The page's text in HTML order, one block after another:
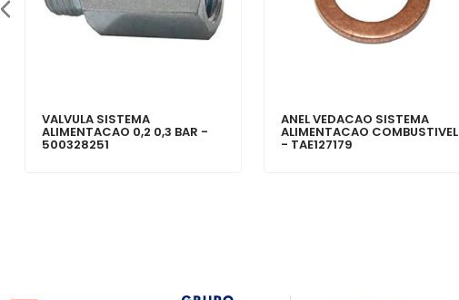
VALVULA SISTEMA
ALIMENTACAO 0,2 0,3 BAR -
500328251
ANEL VEDACAO SISTEMA
ALIMENTACAO COMBUSTIVEL
- TAE127179